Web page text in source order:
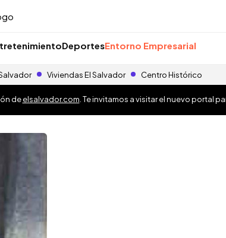
DeportesEntorno Empresarial
Viviendas El Salvador Centro Histórico
deelsalvador.com . Te invitamos a visitar el nuevo portal